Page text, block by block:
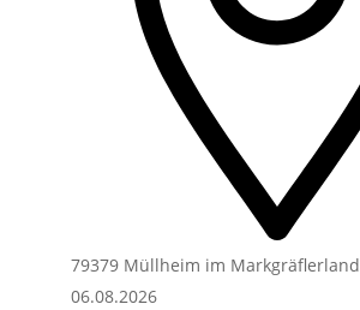
79379 Müllheim im Markgräflerland
06.08.2026